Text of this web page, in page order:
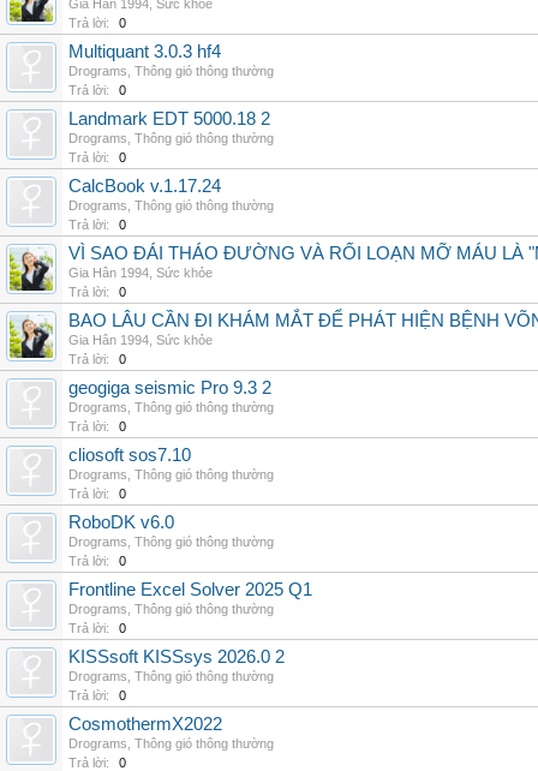
Gia Hân 1994 Sức khỏe
Trả lời:
0
Multiquant 3.0.3 hf4
Drograms Thông gió thông thường
Trả lời:
0
Landmark EDT 5000.18 2
Drograms Thông gió thông thường
Trả lời:
0
CalcBook v.1.17.24
Drograms Thông gió thông thường
Trả lời:
0
VÌ SAO ĐÁI THÁO ĐƯỜNG VÀ RỐI LOẠN MỠ MÁU LÀ
Gia Hân 1994 Sức khỏe
Trả lời:
0
BAO LÂU CẦN ĐI KHÁM MẮT ĐỂ PHÁT HIỆN BỆNH
Gia Hân 1994 Sức khỏe
Trả lời:
0
geogiga seismic Pro 9.3 2
Drograms Thông gió thông thường
Trả lời:
0
cliosoft sos7.10
Drograms Thông gió thông thường
Trả lời:
0
RoboDK v6.0
Drograms Thông gió thông thường
Trả lời:
0
Frontline Excel Solver 2025 Q1
Drograms Thông gió thông thường
Trả lời:
0
KISSsoft KISSsys 2026.0 2
Drograms Thông gió thông thường
Trả lời:
0
CosmothermX2022
Drograms Thông gió thông thường
Trả lời:
0